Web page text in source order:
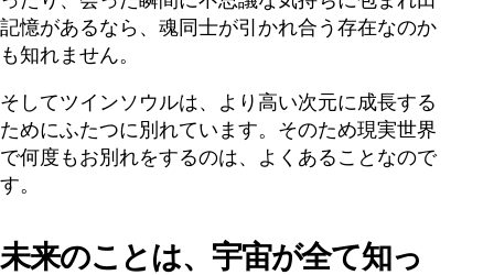
記憶があるなら、魂同士が引かれ合う存在なのか
も知れません。
そしてツインソウルは、より高い次元に成長する
ためにふたつに別れています。そのため現実世界
で何度もお別れをするのは、よくあることなので
す。
未来のことは、宇宙が全て知っ